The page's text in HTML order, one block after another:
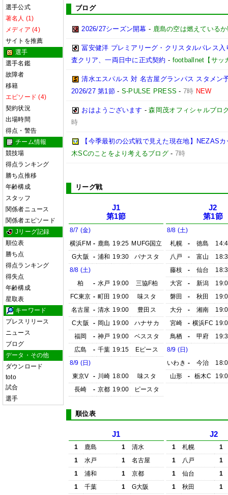
選手公式
著名人 (1)
メディア (4)
サイトを推薦
選手
選手名鑑
故障者
移籍
エピソード (4)
契約状況
出場時間
得点・警告
チーム情報
競技場
得点ランキング
勝ち点推移
年齢構成
スタッフ
関係者ニュース
関係者エピソード
Jリーグ記録
順位表
勝ち点
得点ランキング
得失点
年齢構成
星取表
キーワード
プレスリリース
ニュース
ブログ
データ・その他
ダウンロード
toto
試合
選手
ブログ
2026/27シーズン開幕 - 鹿島の空は燃えている
冨安健洋 プレミアリーグ・クリスタルパレス
査クリア、一両日中に正式契約 - footballnet【サッ
清水エスパルス 対 名古屋グランパス スタメン
2026/27 第1節 - S-PULSE PRESS -7時 NEW
おはようございます -森岡茂オフィシャルブロ
時
【今季最初の公式戦で見えた現在地】NEZAS
木SCのことをより考えるブログ - 7時
リーグ戦
J1
第1節
8/7 (金)
横浜FM - 鹿島 19:25 MUFG国立
G大阪
- 浦和 19:30
パナスタ
8/8 (土)
柏
- 水戸 19:00
三協F柏
FC東京 - 町田 19:00
味スタ
名古屋 - 清水 19:00
豊田ス
C大阪
- 岡山 19:00
ハナサカ
福岡
- 神戸 19:00
ベススタ
広島
- 千葉 19:15
Eピース
8/9 (日)
東京V
- 川崎 18:00
味スタ
長崎
- 京都 19:00 ピースタ
J2
第1節
8/8 (土)
札幌
- 徳島
八戸
- 富山
藤枝
- 仙台
大宮
- 新潟
磐田
- 秋田
大分
- 湘南
宮崎
- 横浜FC
鳥栖
- 甲府
8/9 (日)
いわき - 今治
山形
- 栃木C
順位表
J1
1 鹿島 1
清水
1
水戸 1
名古屋
1
浦和 1
京都
1
千葉 1
G大阪
J2
1 札幌
1
1
八戸
1
1
仙台
1
1
秋田
1